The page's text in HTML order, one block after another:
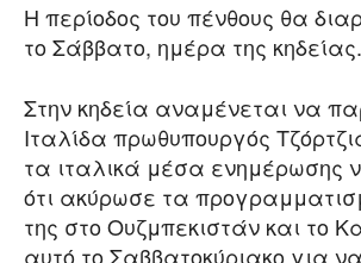
Η περίοδος του πένθους θα
το Σάββατο, ημέρα της κηδείας.
Στην κηδεία αναμένεται να
Ιταλίδα πρωθυπουργός
τα ιταλικά μέσα ενημέρωσης
ότι ακύρωσε τα
της στο Ουζμπεκιστάν και το
αυτό το Σαββατοκύριακο για